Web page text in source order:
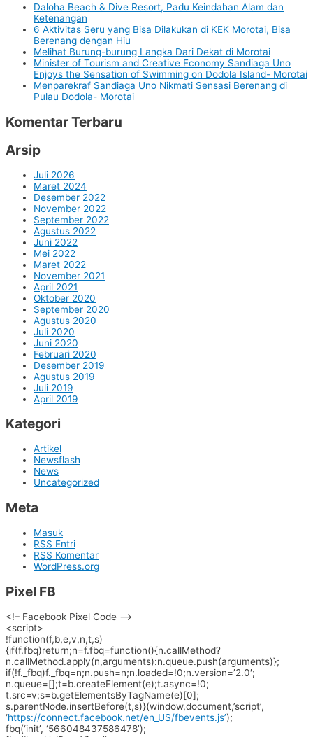
Daloha Beach & Dive Resort, Padu Keindahan Alam dan
Ketenangan
6 Aktivitas Seru yang Bisa Dilakukan di KEK Morotai, Bisa
Berenang dengan Hiu
Melihat Burung-burung Langka Dari Dekat di Morotai
Minister of Tourism and Creative Economy Sandiaga Uno
Enjoys the Sensation of Swimming on Dodola Island- Morotai
Menparekraf Sandiaga Uno Nikmati Sensasi Berenang di
Pulau Dodola- Morotai
Komentar Terbaru
Arsip
Juli 2026
Maret 2024
Desember 2022
November 2022
September 2022
Agustus 2022
Juni 2022
Mei 2022
Maret 2022
November 2021
April 2021
Oktober 2020
September 2020
Agustus 2020
Juli 2020
Juni 2020
Februari 2020
Desember 2019
Agustus 2019
Juli 2019
April 2019
Kategori
Artikel
Newsflash
News
Uncategorized
Meta
Masuk
RSS Entri
RSS Komentar
WordPress.org
Pixel FB
<!– Facebook Pixel Code –>
<script>
!function(f,b,e,v,n,t,s)
{if(f.fbq)return;n=f.fbq=function(){n.callMethod?
n.callMethod.apply(n,arguments):n.queue.push(arguments)};
if(!f._fbq)f._fbq=n;n.push=n;n.loaded=!0;n.version=’2.0′;
n.queue=[];t=b.createElement(e);t.async=!0;
t.src=v;s=b.getElementsByTagName(e)[0];
s.parentNode.insertBefore(t,s)}(window,document,’script’,
‘https://connect.facebook.net/en_US/fbevents.js’);
fbq(‘init’, ‘566048437586478’);